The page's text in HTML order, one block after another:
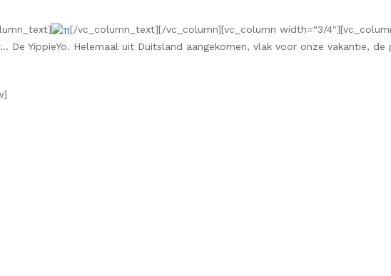
[/vc_column_text][/vc_column][vc_column width=“3/
YippieYo. Helemaal uit Duitsland aangekomen, vlak voor onze vakantie,